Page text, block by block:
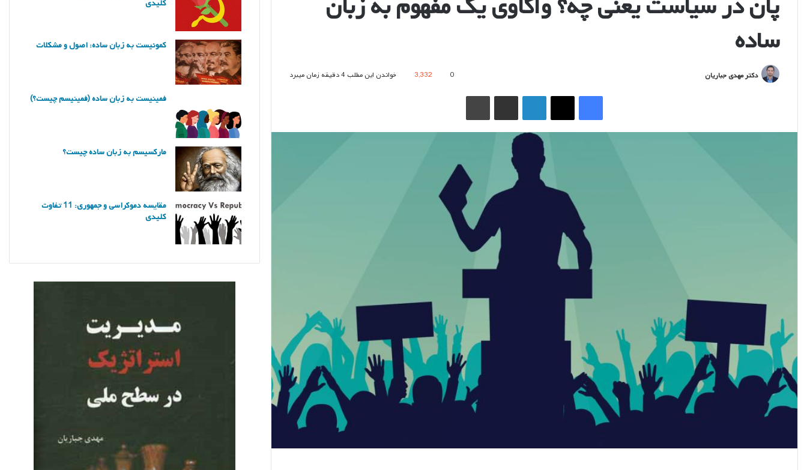
ساده
دکتر مهدی جباریان 0
3,332 خواندن این مطلب 4 دقیقه زمان میبرد
فیس بوک ایکس لینکدین اشتراک گذاری از طریق ایمیل چاپ
کلیدی
کمونیست به زبان ساده: اصول و مشکلات
فمینیست به زبان ساده (فمینیسم چیست؟)
مارکسیسم به زبان ساده چیست؟
مقایسه دموکراسی و جمهوری: 11 تفاوت
کلیدی